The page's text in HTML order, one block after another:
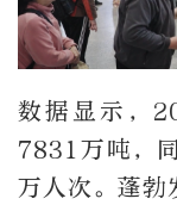
数据显示，
7831万吨，
万人次。蓬勃